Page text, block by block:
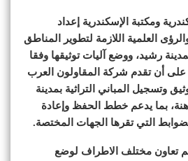
ومكتبة الإسكندرية إعداد
العلمية اللازمة لتطوير المناطق
بمدينة رشيد، ووضع آليات توثيقها وفقا
على أن تقدم شركة المقاولون العرب
وتسجيل المباني التراثية بمدينة
بما يدعم خطط الحفظ وإعادة
التي تقرها الجهات المختصة.
تعاون مختلف الاطراف لوضع